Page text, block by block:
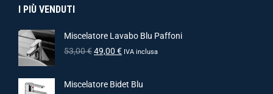
I PIÙ VENDUTI
Miscelatore Lavabo Blu Paffoni
53,00€49,00 € IVA inclusa
Miscelatore Bidet Blu